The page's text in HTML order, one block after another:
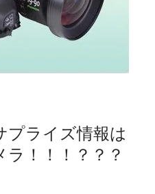
プライズ情報は
！！！？？？